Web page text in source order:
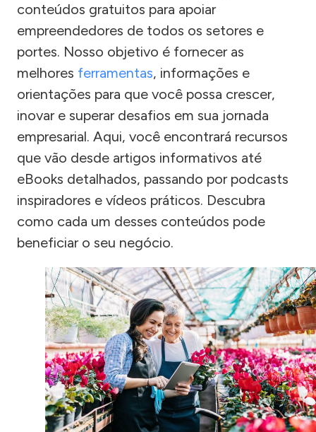
conteúdos gratuitos para apoiar
empreendedores de todos os setores e
portes. Nosso objetivo é fornecer as
melhores ferramentas, informações e
orientações para que você possa crescer,
inovar e superar desafios em sua jornada
empresarial. Aqui, você encontrará recursos
que vão desde artigos informativos até
eBooks detalhados, passando por podcasts
inspiradores e vídeos práticos. Descubra
como cada um desses conteúdos pode
beneficiar o seu negócio.